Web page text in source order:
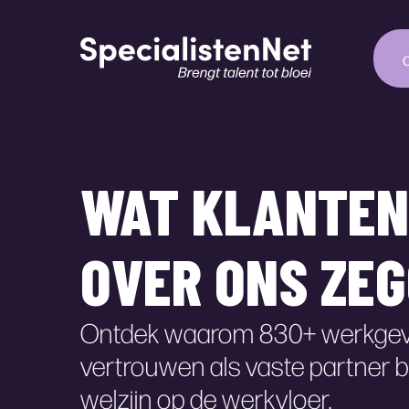
WAT KLANTEN
OVER ONS
Ontdek waarom 830+
vertrouwen als vaste partner
welzijn op de werkvloer.